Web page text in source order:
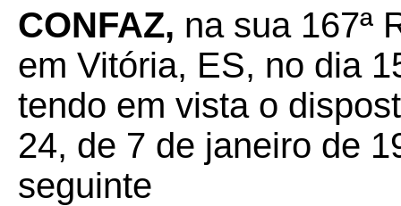
CONFAZ, na sua 167ª
em Vitória, ES, no dia
tendo em vista o
24, de 7 de janeiro de
seguinte